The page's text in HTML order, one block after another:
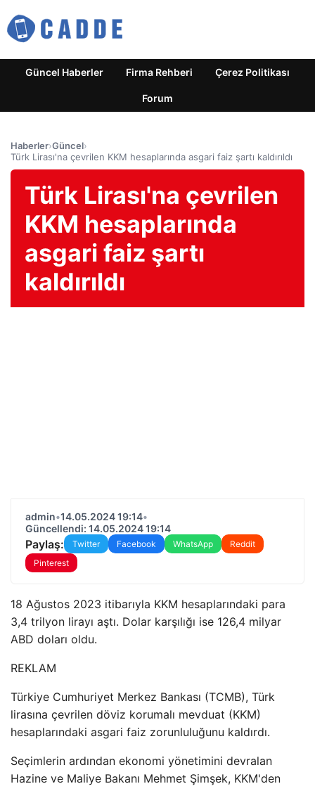
Güncel Haberler Firma Rehberi Çerez Politikası
Forum
Haberler›Güncel›
Türk Lirası'na çevrilen KKM hesaplarında asgari faiz şartı kaldırıldı
Türk Lirası'na çevrilen
KKM hesaplarında
asgari faiz şartı
kaldırıldı
admin•14.05.2024 19:14•
Güncellendi: 14.05.2024 19:14
Paylaş: Twitter Facebook WhatsApp
Reddit
Pinterest
18 Ağustos 2023 itibarıyla KKM hesaplarındaki para
3,4 trilyon lirayı aştı. Dolar karşılığı ise 126,4 milyar
ABD doları oldu.
REKLAM
Türkiye Cumhuriyet Merkez Bankası (TCMB), Türk
lirasına çevrilen döviz korumalı mevduat (KKM)
hesaplarındaki asgari faiz zorunluluğunu kaldırdı.
Seçimlerin ardından ekonomi yönetimini devralan
Hazine ve Maliye Bakanı Mehmet Şimşek, KKM'den